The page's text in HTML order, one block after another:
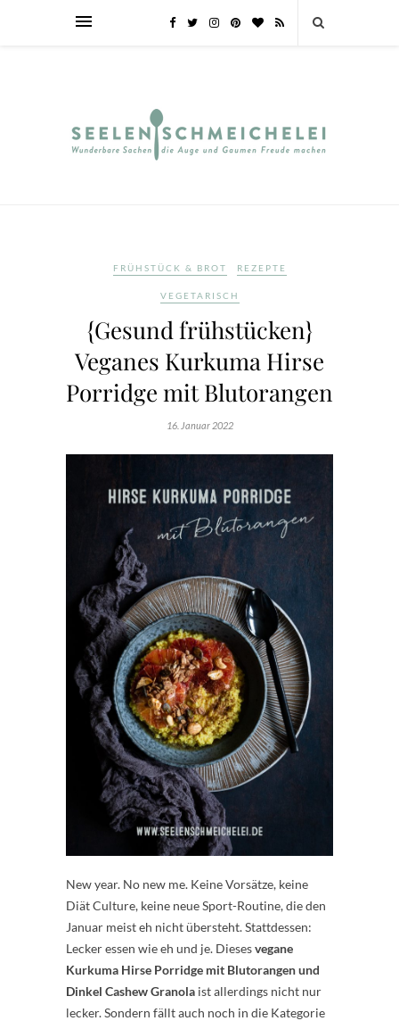
FRÜHSTÜCK & BROT REZEPTE
VEGETARISCH
{Gesund frühstücken}
Veganes Kurkuma Hirse
Porridge mit Blutorangen
16. Januar 2022
New year. No new me. Keine Vorsätze, keine
Diät Culture, keine neue Sport-Routine, die den
Januar meist eh nicht übersteht. Stattdessen:
Lecker essen wie eh und je. Diesesvegane
Kurkuma Hirse Porridge mit Blutorangen und
Dinkel Cashew Granola ist allerdings nicht nur
lecker. Sondern fällt auch noch in die Kategorie